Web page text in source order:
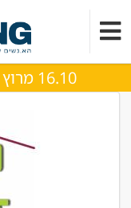
16.10 מרוץ CivilEng. בואו להירשם >>